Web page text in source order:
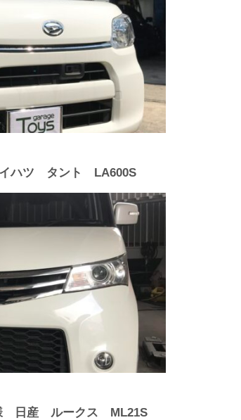
ハツ タント LA600S
日産 ルークス ML21S